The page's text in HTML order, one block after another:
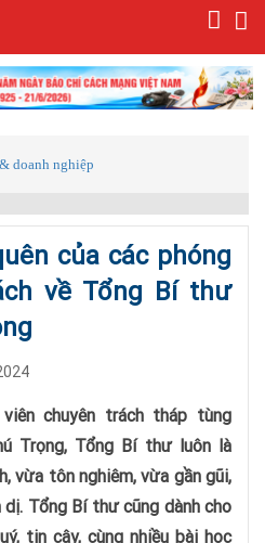
doanh nghiệp
của các phóng
về Tổng Bí thư
chuyên trách tháp tùng
Trọng, Tổng Bí thư luôn là
vừa tôn nghiêm, vừa gần gũi,
Tổng Bí thư cũng dành cho
tin cậy, cùng nhiều bài học